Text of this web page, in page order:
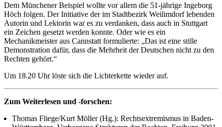
Dem Münchener Beispiel wollte vor allem die 51-jährige Ingeborg
Höch folgen. Der Initiative der im Stadtbezirk Weilimdorf lebenden
Autorin und Lektorin war es zu verdanken, dass auch in Stuttgart
ein Zeichen gesetzt werden konnte. Oder wie es ein
Mechanikmeister aus Cannstatt formulierte: „Das ist eine stille
Demonstration dafür, dass die Mehrheit der Deutschen nicht zu den
Rechten gehört.“
Um 18.20 Uhr löste sich die Lichterkette wieder auf.
Zum Weiterlesen und -forschen:
Thomas Fliege/Kurt Möller (Hg.): Rechtsextremismus in Baden-